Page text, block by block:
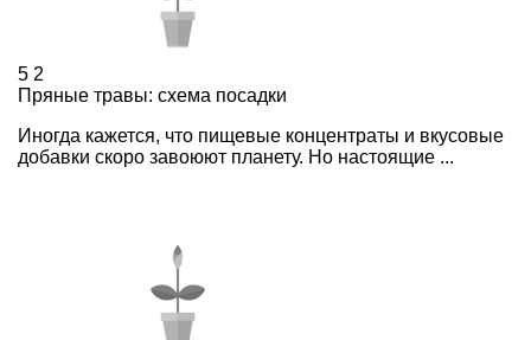
5 2
Пряные травы: схема посадки
Иногда кажется, что пищевые концентраты и вкусовые
добавки скоро завоюют планету. Но настоящие ...